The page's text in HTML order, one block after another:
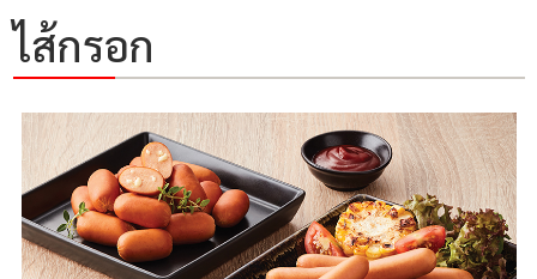
ไส้กรอก